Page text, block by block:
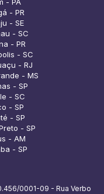
- PA
- PR
- SE
- SC
- PR
- SC
- RJ
- MS
- SP
- SC
- SP
- SP
- SP
- AM
- SP
0001-09 - Rua Verbo